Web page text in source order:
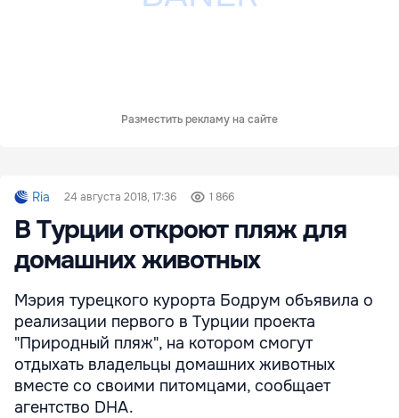
Разместить рекламу на сайте
Ria 24 августа 2018, 17:36 1 866
В Турции откроют пляж для
домашних животных
Мэрия турецкого курорта Бодрум объявила о
реализации первого в Турции проекта
"Природный пляж", на котором смогут
отдыхать владельцы домашних животных
вместе со своими питомцами, сообщает
агентство DHA.